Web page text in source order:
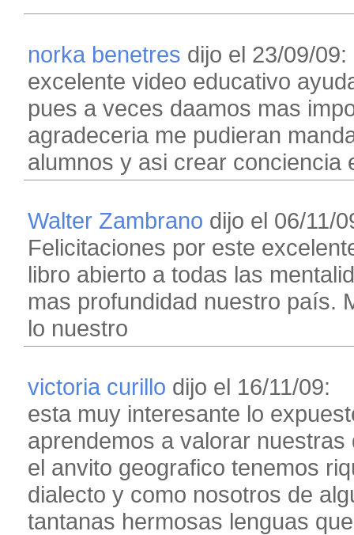
norka benetres dijo el 23/09/09:
excelente video educativo
pues a veces daamos mas
agradeceria me pudieran
alumnos y asi crear conciencia
Walter Zambrano dijo el 06/11/
Felicitaciones por este
libro abierto a todas las
mas profundidad nuestro país.
lo nuestro
victoria curillo dijo el 16/11/09:
esta muy interesante lo
aprendemos a valorar
el anvito geografico tenemos
dialecto y como nosotros de
tantanas hermosas lenguas